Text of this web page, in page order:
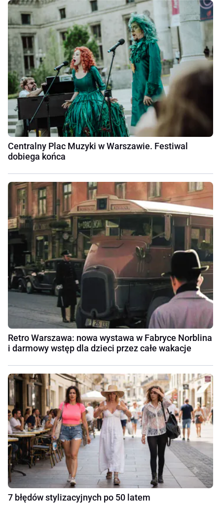
Centralny Plac Muzyki w Warszawie. Festiwal
dobiega końca
Retro Warszawa: nowa wystawa w Fabryce Norblina
i darmowy wstęp dla dzieci przez całe wakacje
7 błędów stylizacyjnych po 50 latem